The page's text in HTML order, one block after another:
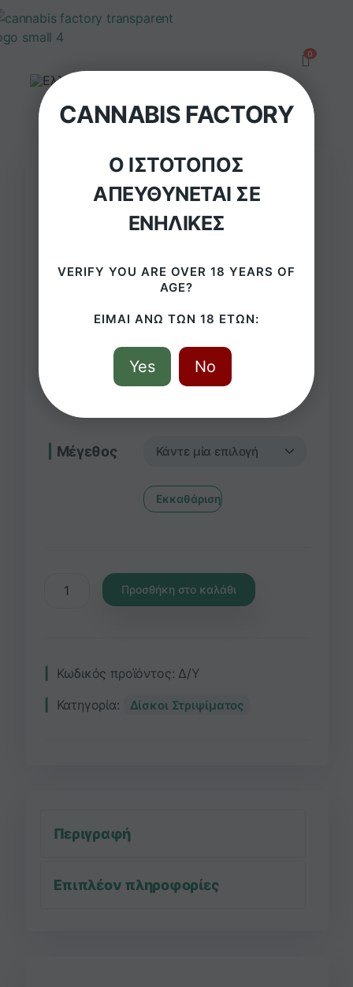
CANNABIS FACTORY
Ο ΙΣΤΌΤΟΠΟΣ
ΑΠΕΥΘΎΝΕΤΑΙ ΣΕ
ΕΝΉΛΙΚΕΣ
VERIFY YOU ARE OVER 18 YEARS OF
AGE?
ΕΊΜΑΙ ΆΝΩ ΤΩΝ 18 ΕΤΏΝ:
Yes No
Στριψίματος Best Buds
– Purple Haze Large με
μαγνητική κάρτα
τρίφτη
€ €14,9
Μέγεθος
Εκκαθάριση
Προσθήκη στο καλάθι
Κωδικός προϊόντος: Δ/Υ
Κατηγορία:
Δίσκοι Στριψίματος
Περιγραφή
Επιπλέον πληροφορίες